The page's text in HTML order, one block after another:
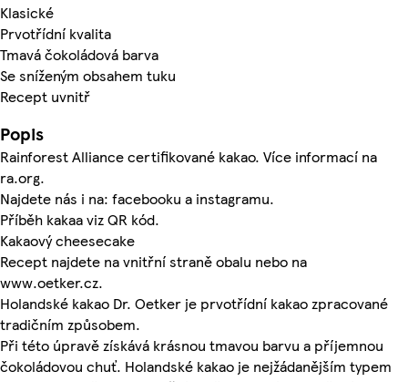
Klasické
Prvotřídní kvalita
Tmavá čokoládová barva
Se sníženým obsahem tuku
Recept uvnitř
Popis
Rainforest Alliance certifikované kakao. Více informací na
ra.org.
Najdete nás i na: facebooku a instagramu.
Příběh kakaa viz QR kód.
Kakaový cheesecake
Recept najdete na vnitřní straně obalu nebo na
www.oetker.cz.
Holandské kakao Dr. Oetker je prvotřídní kakao zpracované
tradičním způsobem.
Při této úpravě získává krásnou tmavou barvu a příjemnou
čokoládovou chuť. Holandské kakao je nejžádanějším typem